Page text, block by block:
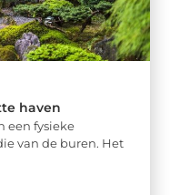
haven
een fysieke
van de buren. Het